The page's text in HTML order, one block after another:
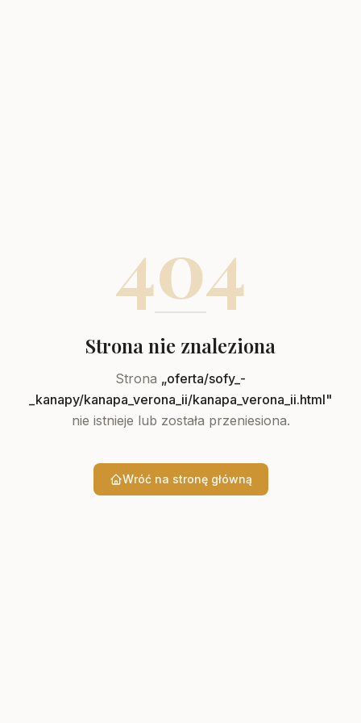
404
Strona nie znaleziona
Strona „oferta/sofy_-
_kanapy/kanapa_verona_ii/kanapa_verona_ii.html"
nie istnieje lub została przeniesiona.
Wróć na stronę główną